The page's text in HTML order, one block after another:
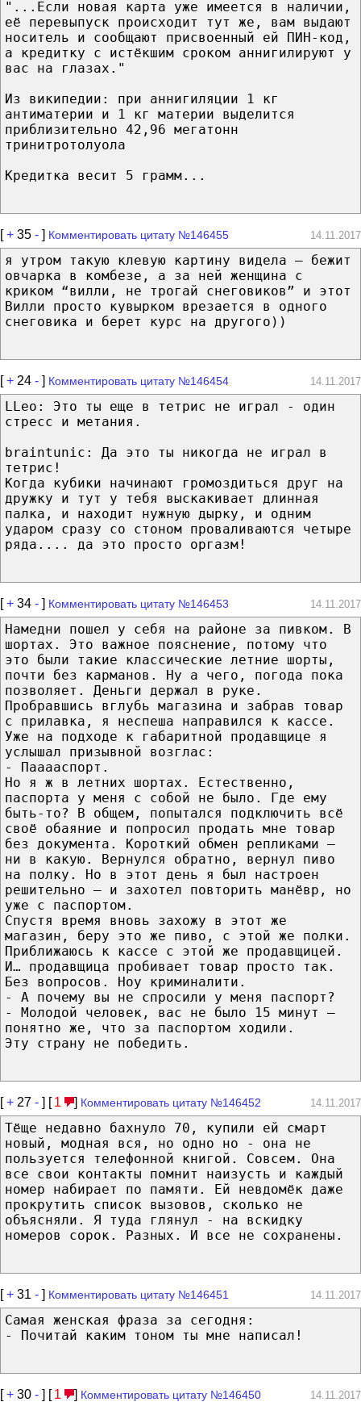
"...Если новая карта уже имеется в наличии,
её перевыпуск происходит тут же, вам выдают
носитель и сообщают присвоенный ей ПИН-код,
а кредитку с истёкшим сроком аннигилируют у
вас на глазах."
Из википедии: при аннигиляции 1 кг
антиматерии и 1 кг материи выделится
приблизительно 42,96 мегатонн
тринитротолуола
Кредитка весит 5 грамм...
[+ 35 - ] Комментировать цитату №146455 14.11.2017
я утром такую клевую картину видела – бежит
овчарка в комбезе, а за ней женщина с
криком “вилли, не трогай снеговиков” и этот
Вилли просто кувырком врезается в одного
снеговика и берет курс на другого))
[+ 24 - ] Комментировать цитату №146454 14.11.2017
LLeo: Это ты еще в тетрис не играл - один
стресс и метания.
braintunic: Да это ты никогда не играл в
тетрис!
Когда кубики начинают громоздиться друг на
дружку и тут у тебя выскакивает длинная
палка, и находит нужную дырку, и одним
ударом сразу со стоном проваливаются четыре
ряда.... да это просто оргазм!
[+ 34 - ] Комментировать цитату №146453 14.11.2017
Намедни пошел у себя на районе за пивком. В
шортах. Это важное пояснение, потому что
это были такие классические летние шорты,
почти без карманов. Ну а чего, погода пока
позволяет. Деньги держал в руке.
Пробравшись вглубь магазина и забрав товар
с прилавка, я неспеша направился к кассе.
Уже на подходе к габаритной продавщице я
услышал призывной возглас:
- Пааааспорт.
Но я ж в летних шортах. Естественно,
паспорта у меня с собой не было. Где ему
быть-то? В общем, попытался подключить всё
своё обаяние и попросил продать мне товар
без документа. Короткий обмен репликами –
ни в какую. Вернулся обратно, вернул пиво
на полку. Но в этот день я был настроен
решительно – и захотел повторить манёвр, но
уже с паспортом.
Спустя время вновь захожу в этот же
магазин, беру это же пиво, с этой же полки.
Приближаюсь к кассе с этой же продавщицей.
И… продавщица пробивает товар просто так.
Без вопросов. Ноу криминалити.
- А почему вы не спросили у меня паспорт?
- Молодой человек, вас не было 15 минут –
понятно же, что за паспортом ходили.
Эту страну не победить.
[+ 27 - ] [ 1 ] Комментировать цитату №146452 14.11.2017
Тёще недавно бахнуло 70, купили ей смарт
новый, модная вся, но одно но - она не
пользуется телефонной книгой. Совсем. Она
все свои контакты помнит наизусть и каждый
номер набирает по памяти. Ей невдомёк даже
прокрутить список вызовов, сколько не
объясняли. Я туда глянул - на вскидку
номеров сорок. Разных. И все не сохранены.
[+ 31 - ] Комментировать цитату №146451 14.11.2017
Самая женская фраза за сегодня:
- Почитай каким тоном ты мне написал!
[+ 30 - ] [ 1 ] Комментировать цитату №146450 14.11.2017